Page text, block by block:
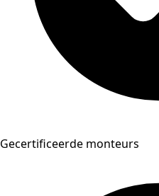
Gecertificeerde monteurs